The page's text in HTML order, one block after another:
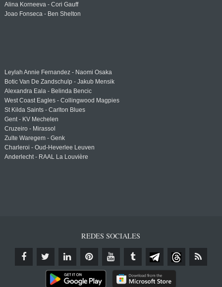
Alina Korneeva - Cori Gauff
Joao Fonseca - Ben Shelton
Leylah Annie Fernandez - Naomi Osaka
Botic Van De Zandschulp - Jakub Mensik
Alexandra Eala - Belinda Bencic
West Coast Eagles - Collingwood Magpies
St Kilda Saints - Carlton Blues
Gent - KV Mechelen
Cruzeiro - Mirassol
Zulte Waregem - Genk
Charleroi - Oud-Heverlee Leuven
Anderlecht - RAAL La Louvière
REDES SOCIALES